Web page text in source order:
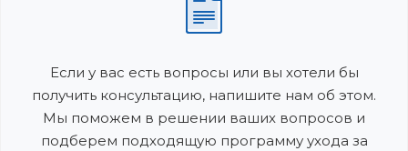
Если у вас есть вопросы или вы хотели бы
получить консультацию, напишите нам об этом.
Мы поможем в решении ваших вопросов и
подберем подходящую программу ухода за